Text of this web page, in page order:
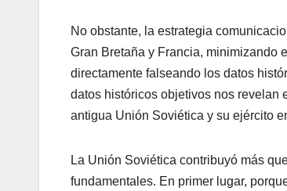
No obstante, la estrategia
Gran Bretaña y Francia, minimizando
directamente falseando los datos
datos históricos objetivos nos revelan
antigua Unión Soviética y su ejército
La Unión Soviética contribuyó más
fundamentales. En primer lugar,